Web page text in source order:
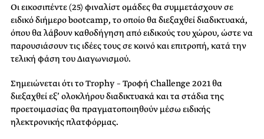
Οι εικοσιπέντε (25) φιναλίστ ομάδες θα συμμετάσχουν σε
ειδικό διήμερο bootcamp, το οποίο θα διεξαχθεί διαδικτυακά,
όπου θα λάβουν καθοδήγηση από ειδικούς του χώρου, ώστε να
παρουσιάσουν τις ιδέες τους σε κοινό και επιτροπή, κατά την
τελική φάση του Διαγωνισμού.
Σημειώνεται ότι το Trophy – Τροφή Challenge 2021 θα
διεξαχθεί εξ’ ολοκλήρου διαδικτυακά και τα στάδια της
προετοιμασίας θα πραγματοποιηθούν μέσω ειδικής
ηλεκτρονικής πλατφόρμας.